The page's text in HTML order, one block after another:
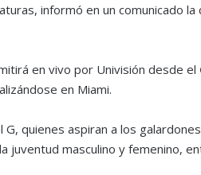
informó en un comunicado la
en vivo por Univisión desde el
en Miami.
quienes aspiran a los
juventud masculino y femenino,